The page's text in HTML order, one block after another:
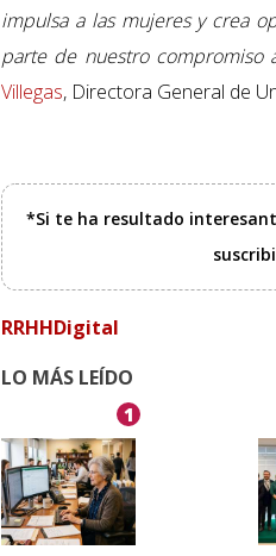
impulsa a las mujeres y crea
parte de nuestro compromiso
Villegas, Directora General de
*Si te ha resultado
RRHHDigital
LO MÁS LEÍDO
1